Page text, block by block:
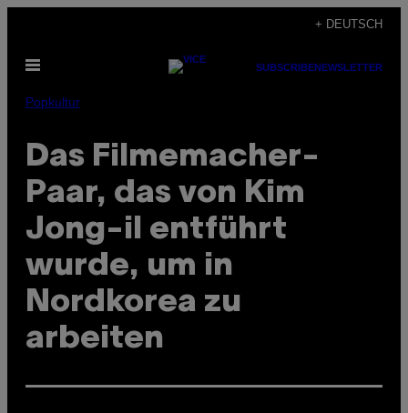
content
+ DEUTSCH
Open
SUBSCRIBENEWSLETTER
Popkultur
Das Filmemacher-
Paar, das von Kim
Jong-il entführt
wurde, um in
Nordkorea zu
arbeiten